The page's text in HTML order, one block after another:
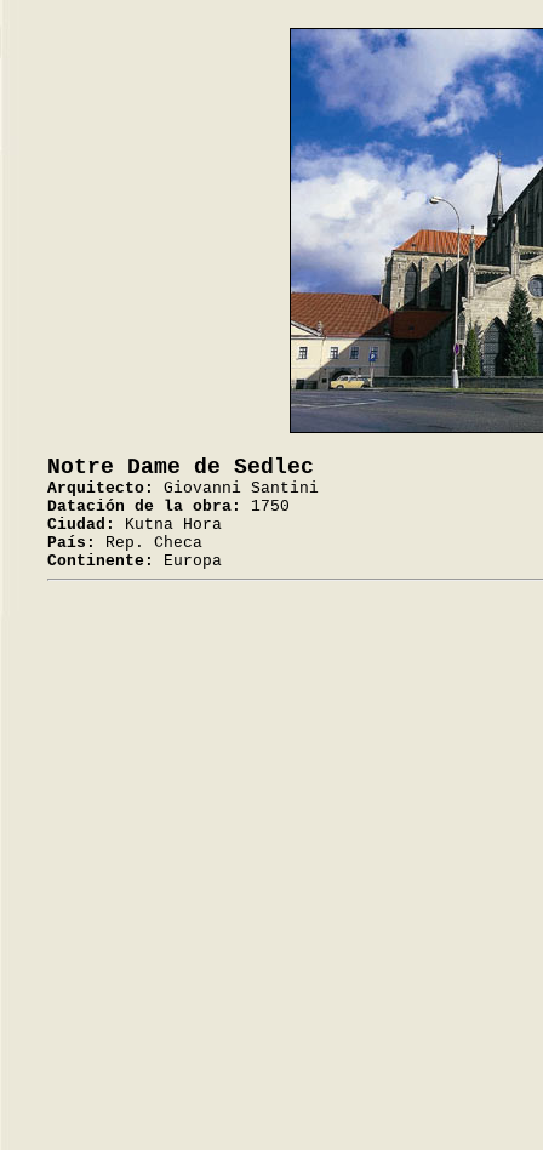
Notre Dame de Sedlec
Arquitecto:
Giovanni Santini
Datación de la obra:
1750
Ciudad:
Kutna Hora
País:
Rep. Checa
Continente:
Europa